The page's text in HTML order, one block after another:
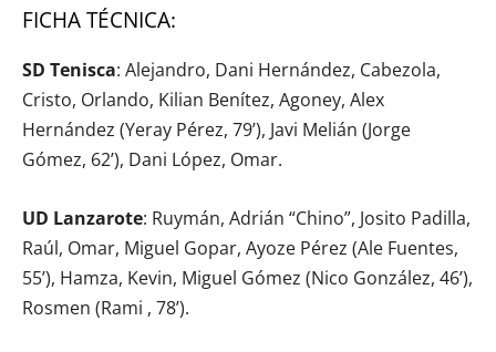
FICHA TÉCNICA:
SD Tenisca: Alejandro, Dani Hernández, Cabezola,
Cristo, Orlando, Kilian Benítez, Agoney, Alex
Hernández (Yeray Pérez, 79’), Javi Melián (Jorge
Gómez, 62’), Dani López, Omar.
UD Lanzarote: Ruymán, Adrián “Chino”, Josito Padilla,
Raúl, Omar, Miguel Gopar, Ayoze Pérez (Ale Fuentes,
55’), Hamza, Kevin, Miguel Gómez (Nico González, 46’),
Rosmen (Rami , 78’).